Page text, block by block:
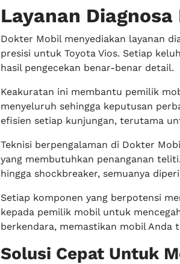
Layanan
Dokter Mobil menyediakan layanan
presisi untuk Toyota Vios. Setiap
hasil pengecekan benar-benar detail.
Keakuratan ini membantu pemilik
menyeluruh sehingga keputusan
efisien setiap kunjungan, terutama
Teknisi berpengalaman di Dokter
yang membutuhkan penanganan
hingga shockbreaker, semuanya
Setiap komponen yang berpotensi
kepada pemilik mobil untuk
berkendara, memastikan mobil Anda
Solusi Cepat Untuk